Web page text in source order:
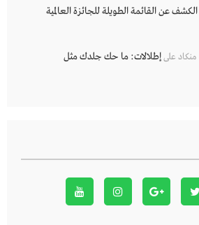
الكشف عن القائمة الطويلة للجائزة العالمية
علىإطلالات: ما حك جلدك مثل